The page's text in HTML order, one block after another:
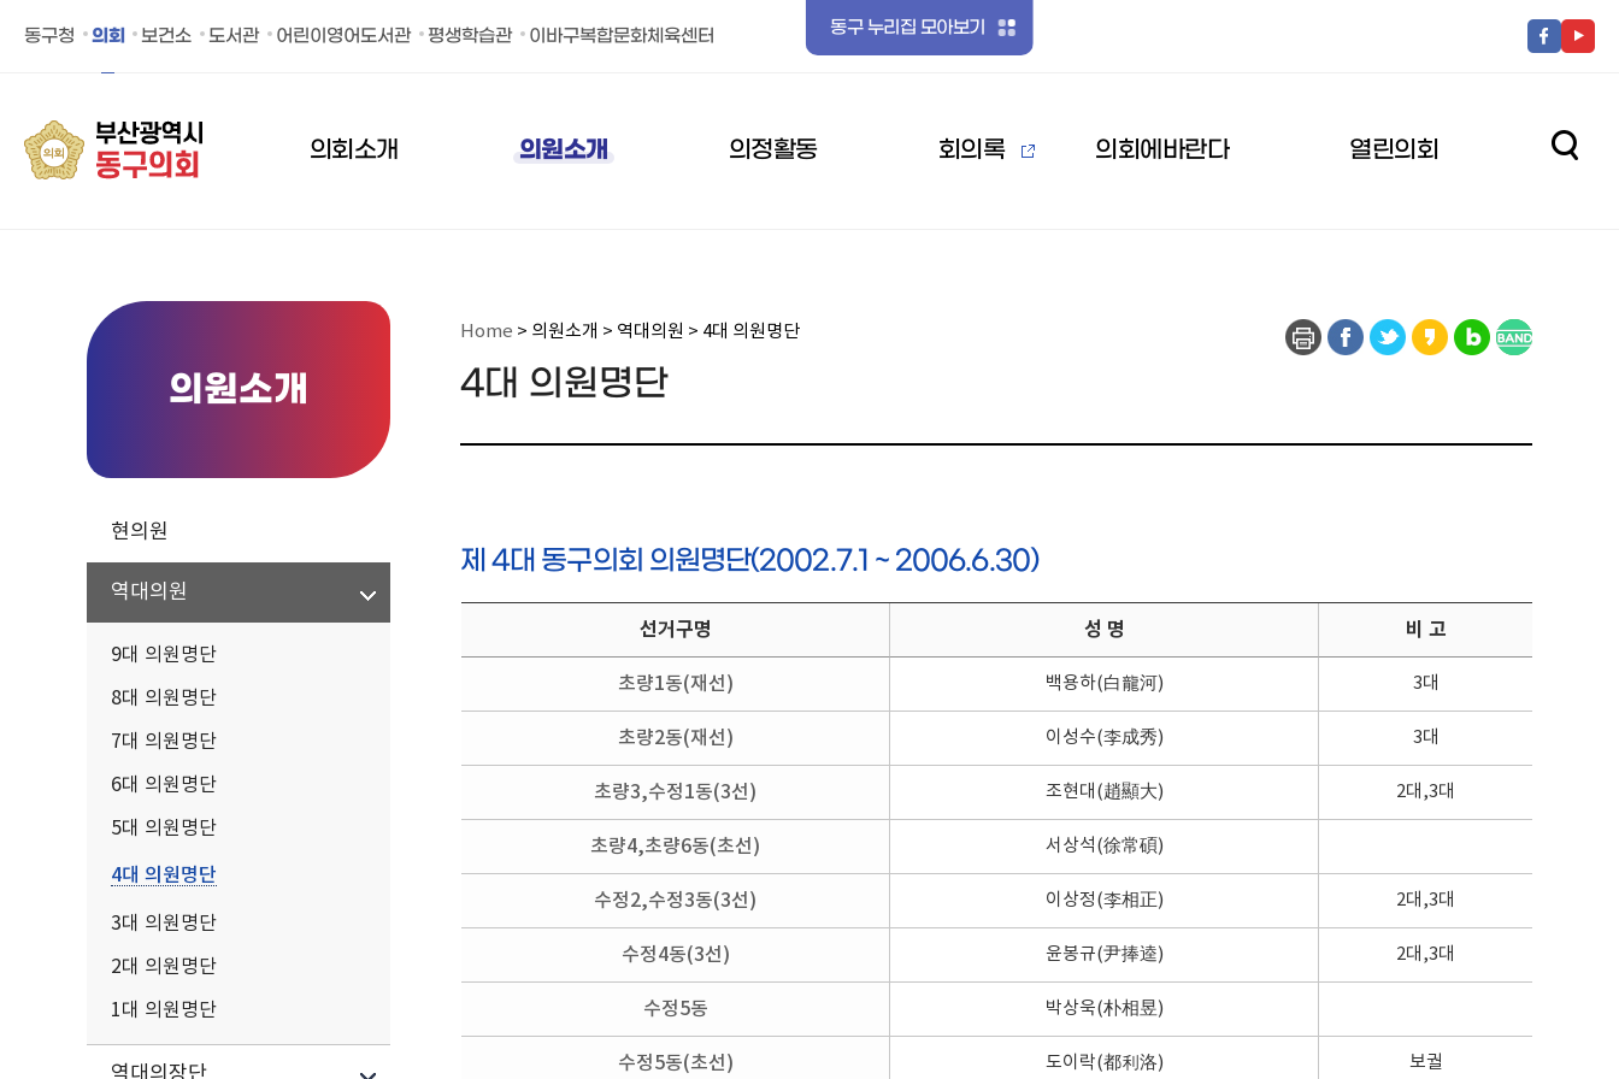
동구청 의회 보건소 도서관 어린이영어도서관 평생학습관 이바구복합문화체육센터 동구 누리집 모아보기
동구의회 페이스북 바로가기
동구의회 유튜브 바로가기
의회소개 의원소개 의정활동 회의록 의회에바란다 열린의회
검색
의원소개
현의원
역대의원
9대 의원명단
8대 의원명단
7대 의원명단
6대 의원명단
5대 의원명단
4대 의원명단
3대 의원명단
2대 의원명단
1대 의원명단
역대의장단
Home > 의원소개 > 역대의원 > 4대 의원명단
4대 의원명단
제 4대 동구의회 의원명단(2002.7.1 ~ 2006.6.30)
선거구명 성 명 비 고
초량1동(재선) 백용하(白龍河) 3대
초량2동(재선) 이성수(李成秀) 3대
초량3,수정1동(3선) 조현대(趙顯大) 2대,3대
초량4,초량6동(초선) 서상석(徐常碩)
수정2,수정3동(3선) 이상정(李相正) 2대,3대
수정4동(3선) 윤봉규(尹捧逵) 2대,3대
수정5동 박상욱(朴相昱)
수정5동(초선) 도이락(都利洛) 보궐